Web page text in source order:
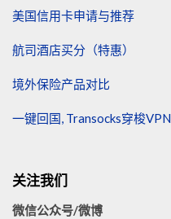
美国信用卡申请与推荐
航司酒店买分（特惠）
境外保险产品对比
一键回国, Transocks穿梭VPN
关注我们
微信公众号/微博